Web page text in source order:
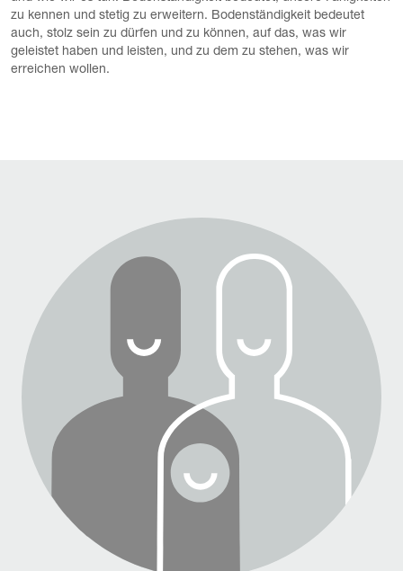
zu kennen und stetig zu erweitern. Bodenständigkeit bedeutet
auch, stolz sein zu dürfen und zu können, auf das, was wir
geleistet haben und leisten, und zu dem zu stehen, was wir
erreichen wollen.